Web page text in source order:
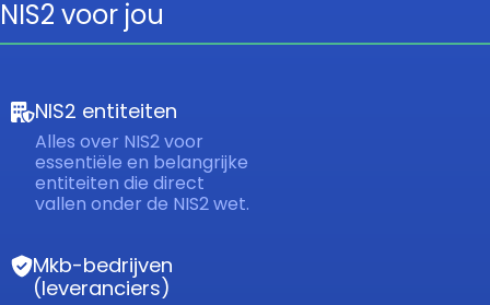
NIS2 voor jou
NIS2 entiteiten
Alles over NIS2 voor
essentiële en belangrijke
entiteiten die direct
vallen onder de NIS2 wet.
Mkb-bedrijven
(leveranciers)